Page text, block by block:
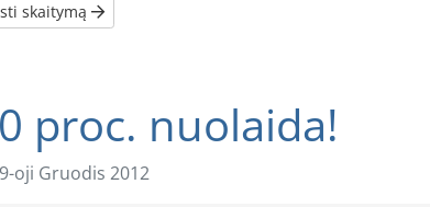
skaitymą
proc. nuolaida!
oji Gruodis 2012